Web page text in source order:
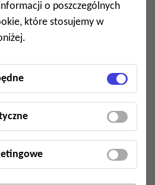
o poszczególnych
które stosujemy w